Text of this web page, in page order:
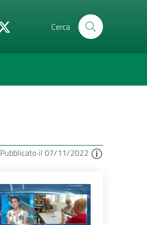
Cerca
Pubblicato il 07/11/2022